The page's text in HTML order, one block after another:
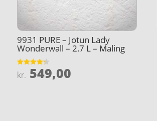
9931 PURE – Jotun Lady
Wonderwall – 2.7 L – Maling
Vurderet
4.3
kr. 549,00